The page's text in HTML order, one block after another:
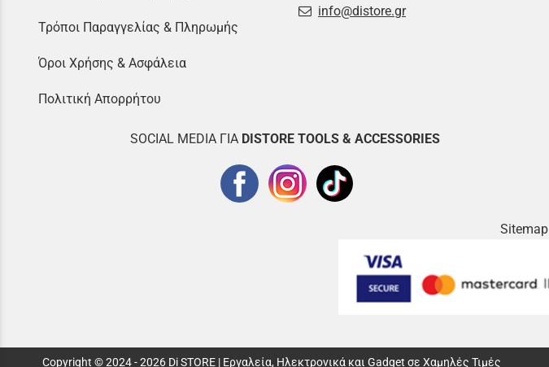
Τρόποι Παραγγελίας & Πληρωμής
Όροι Χρήσης & Ασφάλεια
Πολιτική Απορρήτου
info@distore.gr
SOCIAL MEDIA ΓΙΑ DISTORE TOOLS & ACCESSORIES
Sitemap
Copyright © 2024 - 2026 Di STORE | Εργαλεία, Ηλεκτρονικά και Gadget σε Χαμηλές Τιμές